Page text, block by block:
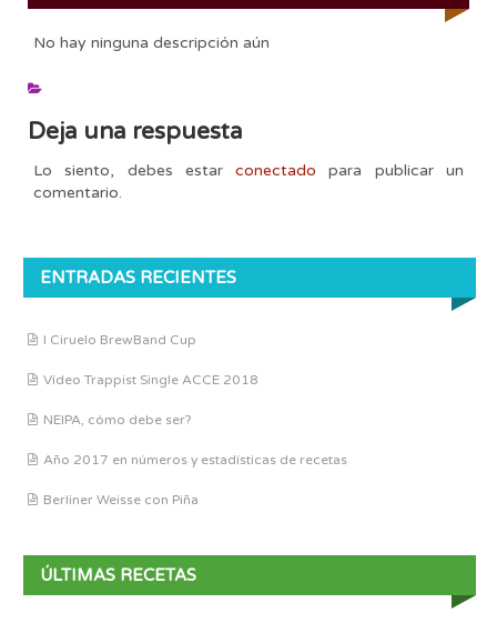
No hay ninguna descripción aún
Deja una respuesta
Lo siento, debes estarconectado para publicar un
comentario.
ENTRADAS RECIENTES
I Ciruelo BrewBand Cup
Vídeo Trappist Single ACCE 2018
NEIPA, cómo debe ser?
Año 2017 en números y estadísticas de recetas
Berliner Weisse con Piña
ÚLTIMAS RECETAS